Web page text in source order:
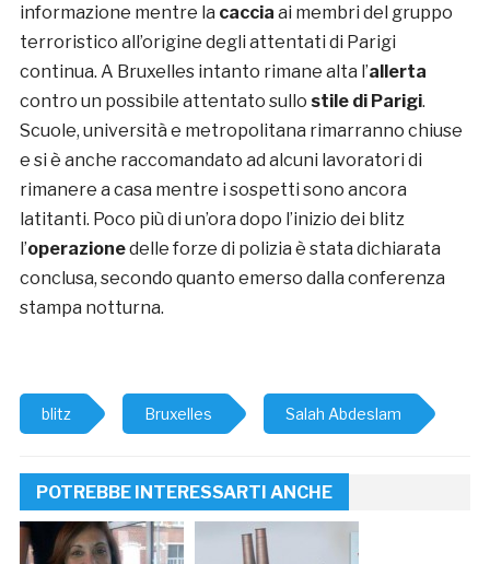
informazione mentre la caccia ai membri del gruppo
terroristico all’origine degli attentati di Parigi
continua. A Bruxelles intanto rimane alta l’allerta
contro un possibile attentato sullo stile di Parigi.
Scuole, università e metropolitana rimarranno chiuse
e si è anche raccomandato ad alcuni lavoratori di
rimanere a casa mentre i sospetti sono ancora
latitanti. Poco più di un’ora dopo l’inizio dei blitz
l’operazionedelle forze di polizia è stata dichiarata
conclusa, secondo quanto emerso dalla conferenza
stampa notturna.
blitz Bruxelles Salah Abdeslam
POTREBBE INTERESSARTI ANCHE